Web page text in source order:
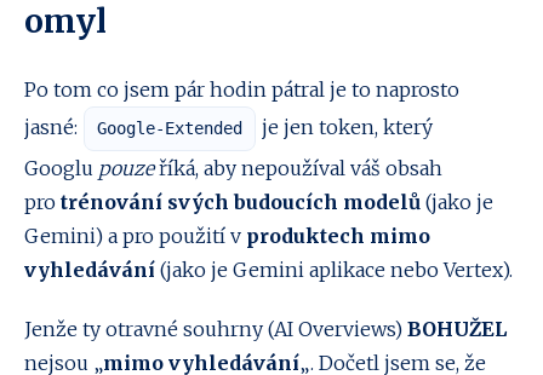
omyl
Po tom co jsem pár hodin pátral je to naprosto
jasné:
Google-Extended
je jen token, který
Googlu pouzeříká, aby nepoužíval váš obsah
pro trénování svých budoucích modelů (jako je
Gemini) a pro použití v produktech mimo
vyhledávání (jako je Gemini aplikace nebo Vertex).
Jenže ty otravné souhrny (AI Overviews) BOHUŽEL
nejsou „mimo vyhledávání„. Dočetl jsem se, že